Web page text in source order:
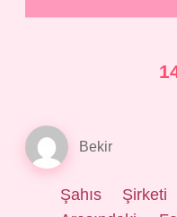
Bekir
Şahıs